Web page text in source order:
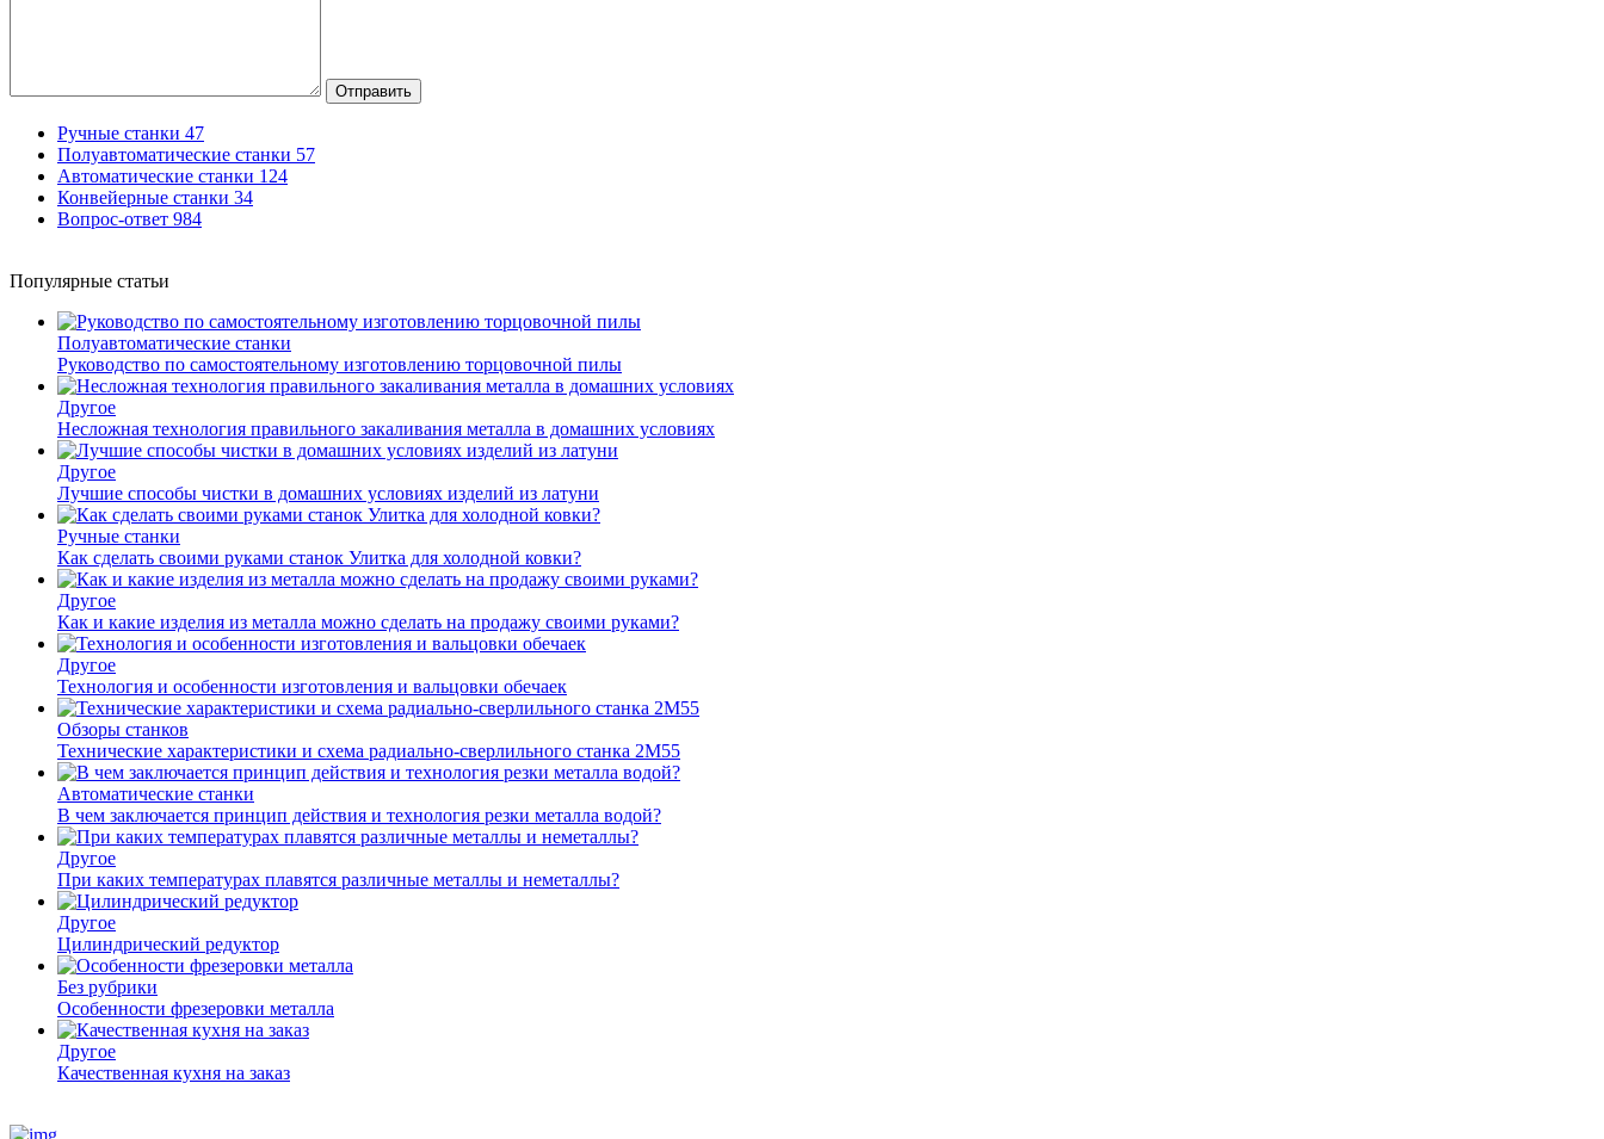
Отправить
Ручные станки 47
Полуавтоматические станки 57
Автоматические станки 124
Конвейерные станки 34
Вопрос-ответ 984
Популярные статьи
Полуавтоматические станки
Руководство по самостоятельному изготовлению торцовочной пилы
Другое
Несложная технология правильного закаливания металла в домашних условиях
Другое
Лучшие способы чистки в домашних условиях изделий из латуни
Ручные станки
Как сделать своими руками станок Улитка для холодной ковки?
Другое
Как и какие изделия из металла можно сделать на продажу своими руками?
Другое
Технология и особенности изготовления и вальцовки обечаек
Обзоры станков
Технические характеристики и схема радиально-сверлильного станка 2М55
Автоматические станки
В чем заключается принцип действия и технология резки металла водой?
Другое
При каких температурах плавятся различные металлы и неметаллы?
Другое
Цилиндрический редуктор
Без рубрики
Особенности фрезеровки металла
Другое
Качественная кухня на заказ